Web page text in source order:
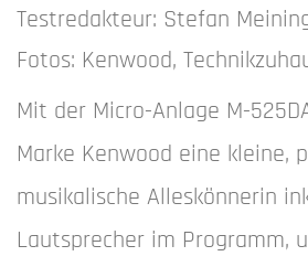
Testredakteur: Stefan
Fotos: Kenwood,
Mit der Micro-Anlage M-
Marke Kenwood eine kleine,
musikalische Alleskönnerin
Lautsprecher im Programm,